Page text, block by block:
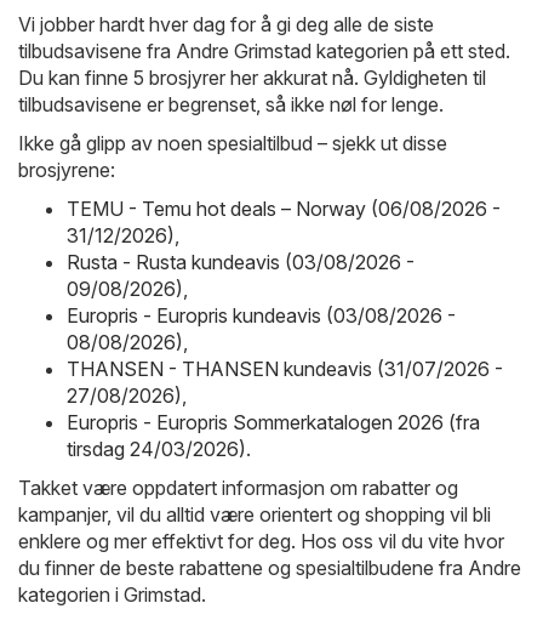
Vi jobber hardt hver dag for å gi deg alle de siste
tilbudsavisene fra Andre Grimstad kategorien på ett sted.
Du kan finne 5 brosjyrer her akkurat nå. Gyldigheten til
tilbudsavisene er begrenset, så ikke nøl for lenge.
Ikke gå glipp av noen spesialtilbud – sjekk ut disse
brosjyrene:
TEMU - Temu hot deals – Norway (06/08/2026 -
31/12/2026),
Rusta - Rusta kundeavis (03/08/2026 -
09/08/2026),
Europris - Europris kundeavis (03/08/2026 -
08/08/2026),
THANSEN - THANSEN kundeavis (31/07/2026 -
27/08/2026),
Europris - Europris Sommerkatalogen 2026 (fra
tirsdag 24/03/2026).
Takket være oppdatert informasjon om rabatter og
kampanjer, vil du alltid være orientert og shopping vil bli
enklere og mer effektivt for deg. Hos oss vil du vite hvor
du finner de beste rabattene og spesialtilbudene fra Andre
kategorien i Grimstad.